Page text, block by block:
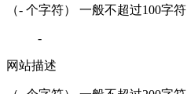
（- 个字符） 一般不超过100字符
-
网站描述